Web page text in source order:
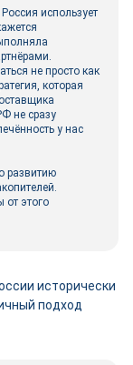
использует
не просто как
которая
не сразу
у нас
развитию
от этого
исторически
подход